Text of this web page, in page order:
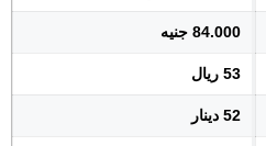
84.000 جنيه
53 ريال
52 دينار